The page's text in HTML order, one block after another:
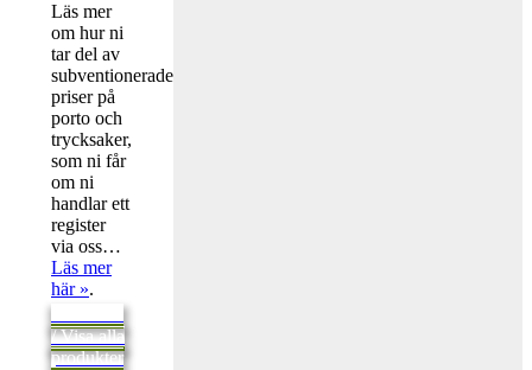
Läs mer
om hur ni
tar del av
subventionerade
priser på
porto och
trycksaker,
som ni får
om ni
handlar ett
register
via oss…
Läs mer
här ».
/ Visa alla
produkter